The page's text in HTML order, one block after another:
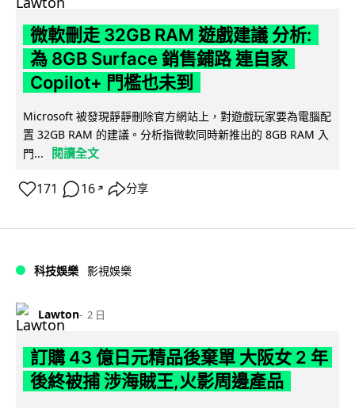
微軟刪走 32GB RAM 遊戲建議 分析:
為 8GB Surface 銷售鋪路 連自家
Copilot+ 門檻也未到
Microsoft 被發現靜靜刪除官方網站上，對遊戲玩家要為電腦配
置 32GB RAM 的建議。分析指微軟同時新推出的 8GB RAM 入
門...
閱讀全文
171 16 ↗ 分享
科技娛樂 影視娛樂
Lawton 2 日
訂購 43 億日元精品後棄單 大阪女 2 年
後終被捕 涉海賊王,火影周邊產品